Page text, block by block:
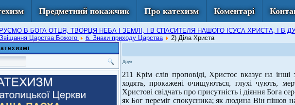
Предметний покажчик Про катехизм Коментарі
ВІРУЄМО В БОГА ОТЦЯ, ТВОРЦЯ НЕБА І ЗЕМЛІ, І В СПАСИТЕЛЯ НАШОГО ІСУСА ХРИСТА, І
Царства Божого б. Знаки приходу Царства 2) Діла Христа
Друк
211 Крім слів проповіді, Христос вказує на
ходять, прокажені очищуються, глухі чують,
Христові свідчать про присутність і діяння Бога
як Бог переміг спокусника; як людина Він пішов